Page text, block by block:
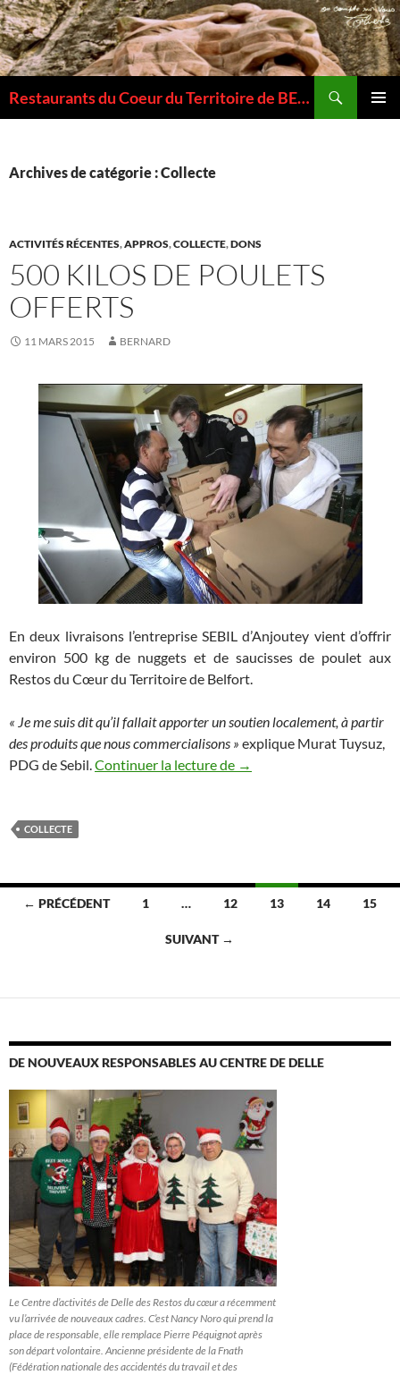
Restaurants du Coeur du Territoire de BELFORT
Archives de catégorie : Collecte
ACTIVITÉS RÉCENTES,APPROS,COLLECTE,DONS
500 KILOS DE POULETS
OFFERTS
11 MARS 2015 BERNARD
En deux livraisons l’entreprise SEBIL d’Anjoutey vient d’offrir
environ 500 kg de nuggets et de saucisses de poulet aux
Restos du Cœur du Territoire de Belfort.
« Je me suis dit qu’il fallait apporter un soutien localement, à partir
des produits que nous commercialisons » explique Murat Tuysuz,
PDG de Sebil.Continuer la lecture de 500 kilos de poulets
→
COLLECTE
Navigation
← PRÉCÉDENT 1 … 12 13 14 15
SUIVANT →
DE NOUVEAUX RESPONSABLES AU CENTRE DE DELLE
Le Centre d’activités de Delle des Restos du cœur a récemment
vu l’arrivée de nouveaux cadres. C’est Nancy Noro qui prend la
place de responsable, elle remplace Pierre Péquignot après
son départ volontaire. Ancienne présidente de la Fnath
(Fédération nationale des accidentés du travail et des